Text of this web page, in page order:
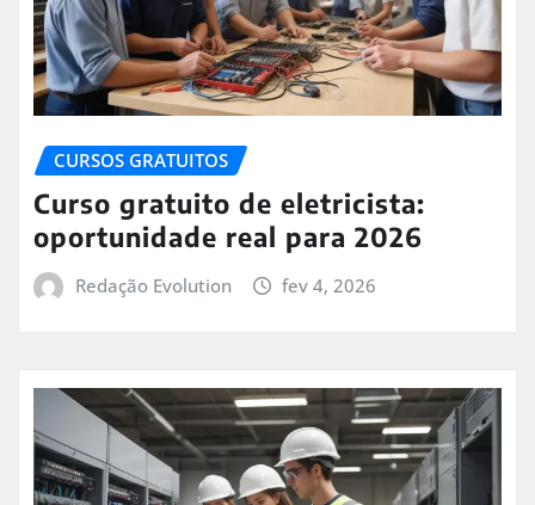
CURSOS GRATUITOS
Curso gratuito de eletricista:
oportunidade real para 2026
Redação Evolution fev 4, 2026